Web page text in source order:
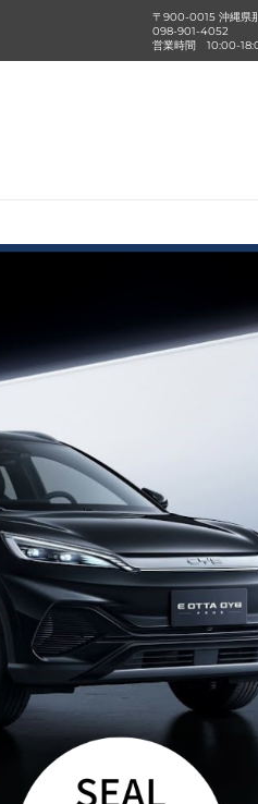
〒900-0015 沖縄県
098-901-4052
営業時間
10:00-